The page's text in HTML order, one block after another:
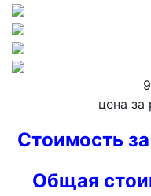
цена за
Стоимость
Общая